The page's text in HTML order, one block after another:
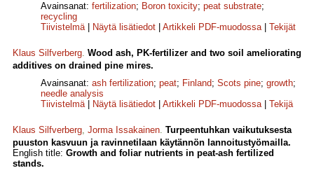
Avainsanat: fertilization; Boron toxicity; peat substrate;
recycling
Tiivistelmä| Näytä lisätiedot Artikkeli PDF-muodossa| Tekijät
Klaus Silfverberg. Wood ash, PK-fertilizer and two soil ameliorating
additives on drained pine mires.
Avainsanat: ash fertilization; peat; Finland; Scots pine; growth;
needle analysis
Tiivistelmä| Näytä lisätiedot Artikkeli PDF-muodossa| Tekijä
Klaus Silfverberg, Jorma Issakainen. Turpeentuhkan vaikutuksesta
puuston kasvuun ja ravinnetilaan käytännön lannoitustyömailla.
English title: Growth and foliar nutrients in peat-ash fertilized
stands.